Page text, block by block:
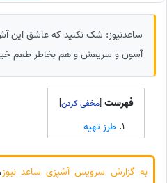
ساعدنیوز: شک نکنید که عاشق این
آسون و سریعش و هم بخاطر طعم
فهرست [
]
طرز تهیه
به گزارش سرویس آشپزی ساعد نیوز